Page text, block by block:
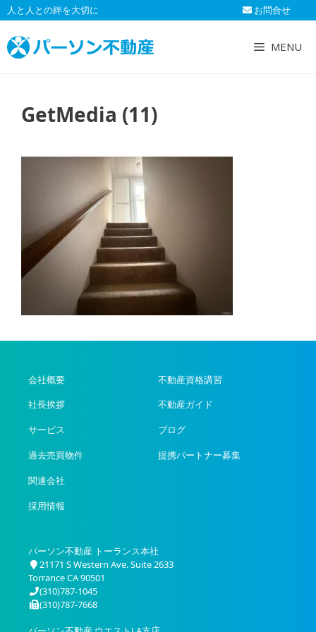
コ
ン
テ
ン
人と人との絆を大切に お問合せ
MENU
GetMedia (11)
会社概要
社長挨拶
サービス
過去売買物件
関連会社
採用情報
不動産資格講習
不動産ガイド
ブログ
提携パートナー募集
パーソン不動産 トーランス本社
21171 S Western Ave. Suite 2633
Torrance CA 90501
(310)787-1045
(310)787-7668